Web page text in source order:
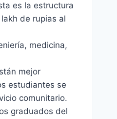
es la estructura
de rupias al
medicina,
mejor
estudiantes se
comunitario.
graduados del